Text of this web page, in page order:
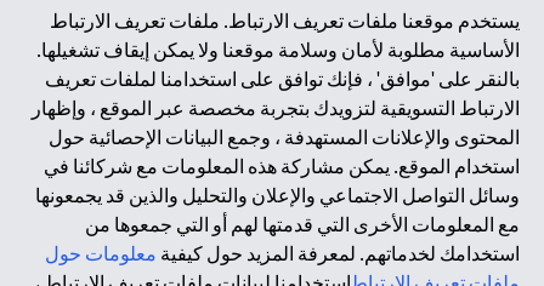
يستخدم موقعنا ملفات تعريف الارتباط. ملفات تعريف الارتباط
الأساسية مطلوبة لأمان وسلامة موقعنا ولا يمكن إيقاف تشغيلها.
بالنقر على 'موافق' ، فإنك توافق على استخدامنا لملفات تعريف
الارتباط التسويقية لتزويدك بتجربة مخصصة عبر الموقع ، وإظهار
المحتوى والإعلانات المستهدفة ، وجمع البيانات الإحصائية حول
استخدام الموقع. يمكن مشاركة هذه المعلومات مع شركائنا في
وسائل التواصل الاجتماعي والإعلان والتحليل والذين قد يجمعونها
مع المعلومات الأخرى التي قدمتها لهم أو التي جمعوها من
استخدامك لخدماتهم. لمعرفة المزيد حول كيفية معلومات حول
سيتي بنك إن. إيه. الإمارات مسجل لدى مصرف الإمارات المركزي تحت
أرقام التراخيص 202563 لفرع الوصل في دبي، 531989 لفرع مول
الإمارات في دبي، وCN-1002019لفرع أبوظبي. هاتف: 4000 311 04.
فرع سيتي بنك إن إيه - الإمارات العربية المتحدة مرخص من مصرف
الإمارات العربية المتحدة المركزي كفرع لبنك أجنبي.
سيتي بنك إن إيه الإمارات العربية المتحدة مرخص من هيئة الأوراق المالية
والسلع في الإمارات العربية المتحدة ("SCA") للقيام بالنشاط المالي لـ أ)
الاستشارات المالية والتعريف والترويج بموجب ترخيص رقم